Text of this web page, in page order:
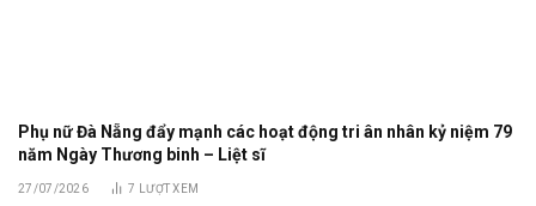
Phụ nữ Đà Nẵng đẩy mạnh các hoạt động tri ân nhân kỷ niệm 79
năm Ngày Thương binh – Liệt sĩ
27/07/2026 7 LƯỢT XEM